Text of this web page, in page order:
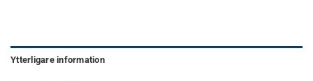
Ytterligare information